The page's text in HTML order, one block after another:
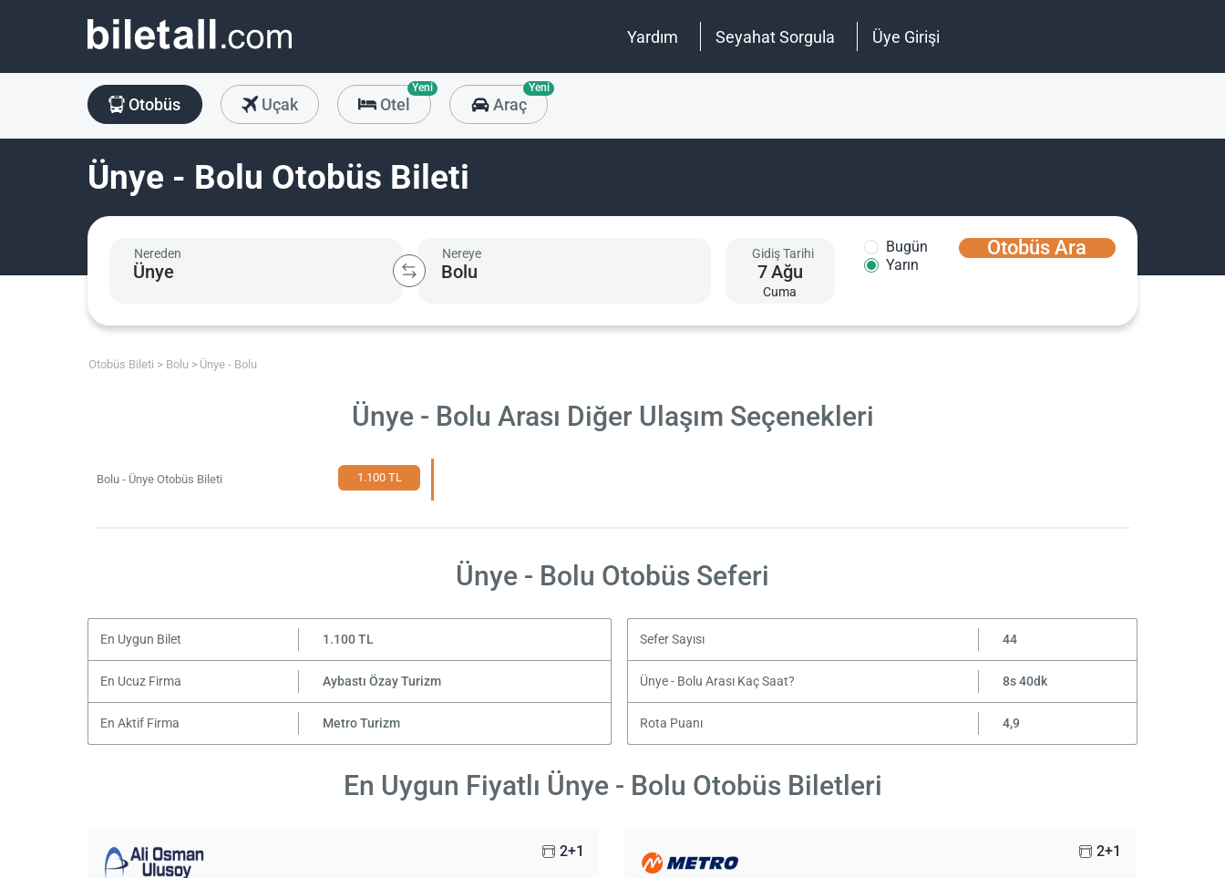
Yardım Seyahat Sorgula Üye Girişi
Otobüs Uçak Otel
Yeni
Araç
Yeni
Ünye - Bolu Otobüs Bileti
Nereden Nereye Gidiş Tarihi
7Ağu
Cuma
Bugün
Yarın
Otobüs Ara
Otobüs Bileti Bolu Ünye - Bolu
Ünye - Bolu Arası Diğer Ulaşım Seçenekleri
Bolu - Ünye Otobüs Bileti 1.100 TL
Ünye - Bolu Otobüs Seferi
En Uygun Bilet 1.100 TL Sefer Sayısı 44
En Ucuz Firma Aybastı Özay Turizm Ünye - Bolu Arası Kaç Saat? 8s 40dk
En Aktif Firma Metro Turizm Rota Puanı 4,9
En Uygun Fiyatlı Ünye - Bolu Otobüs Biletleri
2+1 2+1